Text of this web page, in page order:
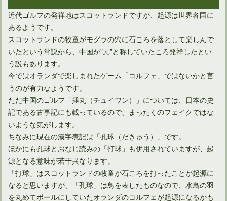
人気のゴルフファッション！若者におすすめなものはコレ！
ゴルフで握りをすると賭けの対象になって大変なことになる！
近代ゴルフの発祥地はスコットランドですが、起源は世界各国に
あるようです。
スコットランドの牧童がモグラの穴に石ころを落として楽しんで
いたという常説から、中国が”元”と称していたころ発祥したとい
う説もあります。
今ではオランダで楽しまれたゲーム「コルフェ」ではないかと言
うのが有力なようです。
ただ中国のゴルフ「捶丸（チュイワン）」については、日本の史
記である古事記にも載っているので、まったくのフェイクではな
いような気がします。
ちなみに現在の漢字表記は「孔球（だきゅう）」です。
ほかにも孔球とおなじ読みの「打球」も併用されていますが、起
源となる意味が若干異なります。
「打球」はスコットランドの牧童が石ころを打ったことが起源に
なると思いますが、「孔球」は鳥を表したものなので、水鳥の羽
を丸めてボールにしていたオランダのコルフェが起源になるかも